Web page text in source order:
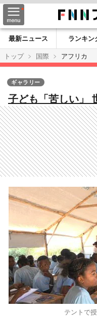
最新ニュース ランキン
トップ
国際 アフリカ
子ども「苦しい」
今 サイクロンで
感染急増も 【FNS
ギャラリー
テントで